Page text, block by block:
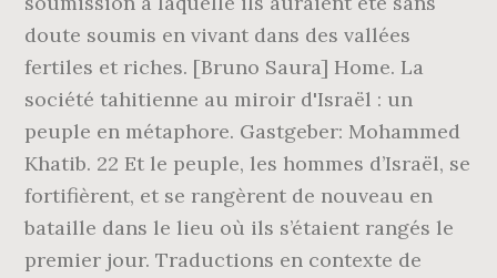
doute soumis en vivant dans des vallées
fertiles et riches. [Bruno Saura] Home. La
société tahitienne au miroir d'Israël : un
peuple en métaphore. Gastgeber: Mohammed
Khatib. 22 Et le peuple, les hommes d’Israël, se
fortifièrent, et se rangèrent de nouveau en
bataille dans le lieu où ils s’étaient rangés le
premier jour. Traductions en contexte de